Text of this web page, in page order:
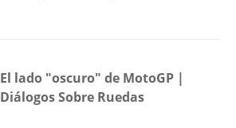
El lado "oscuro" de MotoGP |
Diálogos Sobre Ruedas